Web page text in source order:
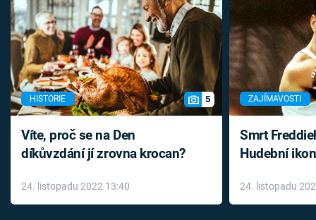
HISTORIE 5
Víte, proč se na Den
díkůvzdání jí zrovna krocan?
24. listopadu 2022 13:40
ZAJÍMAVOSTI
Smrt
Hudební
léky
24. listopadu